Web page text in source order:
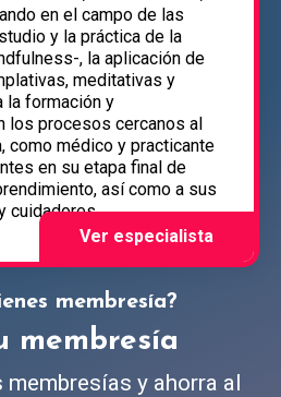
en el campo de las
y la práctica de la
, la aplicación de
meditativas y
la formación y
los procesos cercanos al
como médico y practicante
en su etapa final de
así como a sus
cuidadores.
membresía?
membresía
membresías y ahorra al